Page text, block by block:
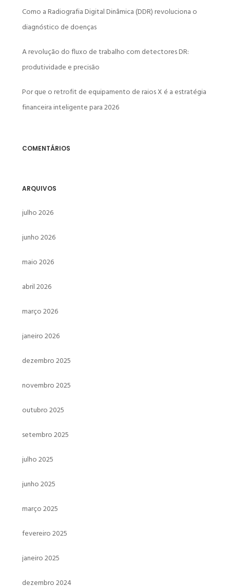
Como a Radiografia Digital Dinâmica (DDR) revoluciona o
diagnóstico de doenças
A revolução do fluxo de trabalho com detectores DR:
produtividade e precisão
Por que o retrofit de equipamento de raios X é a estratégia
financeira inteligente para 2026
COMENTÁRIOS
ARQUIVOS
julho 2026
junho 2026
maio 2026
abril 2026
março 2026
janeiro 2026
dezembro 2025
novembro 2025
outubro 2025
setembro 2025
julho 2025
junho 2025
março 2025
fevereiro 2025
janeiro 2025
dezembro 2024